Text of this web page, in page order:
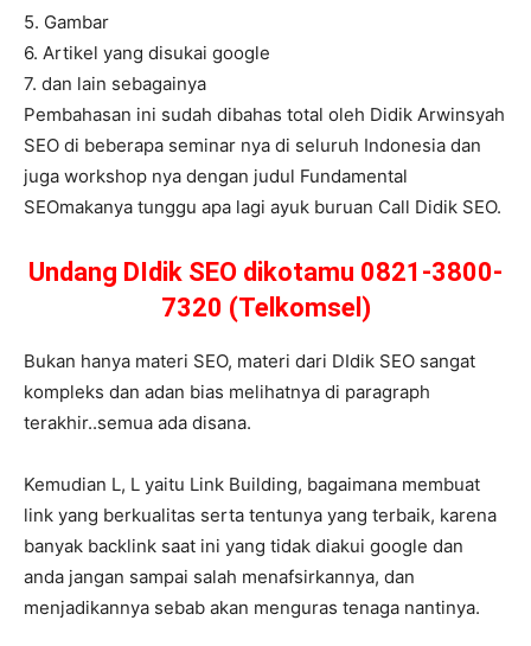
5. Gambar
6. Artikel yang disukai google
7. dan lain sebagainya
Pembahasan ini sudah dibahas total oleh Didik Arwinsyah
SEO di beberapa seminar nya di seluruh Indonesia dan
juga workshop nya dengan judul Fundamental
SEOmakanya tunggu apa lagi ayuk buruan Call Didik SEO.
Undang DIdik SEO dikotamu 0821-3800-
7320 (Telkomsel)
Bukan hanya materi SEO, materi dari DIdik SEO sangat
kompleks dan adan bias melihatnya di paragraph
terakhir..semua ada disana.
Kemudian L, L yaitu Link Building, bagaimana membuat
link yang berkualitas serta tentunya yang terbaik, karena
banyak backlink saat ini yang tidak diakui google dan
anda jangan sampai salah menafsirkannya, dan
menjadikannya sebab akan menguras tenaga nantinya.